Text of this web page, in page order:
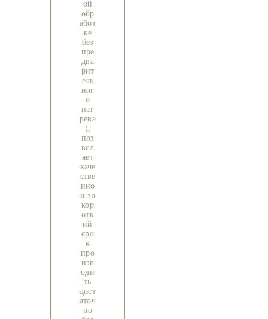
ой
обр
абот
ке
без
пре
два
рит
ель
ног
о
наг
рева
),
поз
вол
яет
каче
стве
нно
и за
кор
отк
ий
сро
к
про
изв
оди
ть
дост
аточ
но